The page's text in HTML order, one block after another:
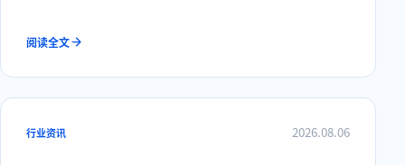
阅读全文
行业资讯 2026.08.06